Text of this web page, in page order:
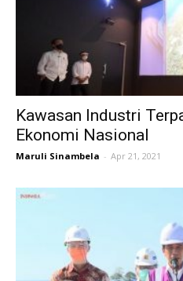
Kawasan Industri
Ekonomi Nasional
Maruli Sinambela - Apr 21, 2021